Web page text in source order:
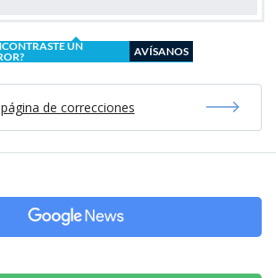
UN
AVÍSANOS
de correcciones